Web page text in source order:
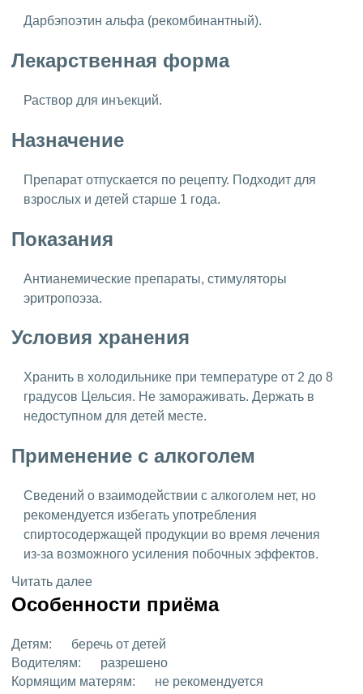
Дарбэпоэтин альфа (рекомбинантный).
Лекарственная форма
Раствор для инъекций.
Назначение
Препарат отпускается по рецепту. Подходит для
взрослых и детей старше 1 года.
Показания
Антианемические препараты, стимуляторы
эритропоэза.
Условия хранения
Хранить в холодильнике при температуре от 2 до 8
градусов Цельсия. Не замораживать. Держать в
недоступном для детей месте.
Применение с алкоголем
Сведений о взаимодействии с алкоголем нет, но
рекомендуется избегать употребления
спиртосодержащей продукции во время лечения
из-за возможного усиления побочных эффектов.
Читать далее
Особенности приёма
Детям:
беречь от детей
Водителям:
разрешено
Кормящим матерям:
не рекомендуется